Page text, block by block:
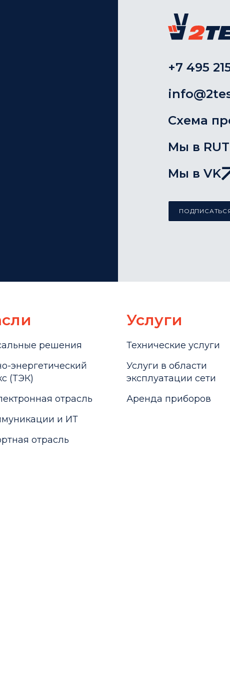
+7 495
Схема
Мы в
Мы в VK
решения
энергетический
(ТЭК)
отрасль
и ИТ
отрасль
Услуги
Технические услуги
Услуги в области
эксплуатации сети
Аренда приборов